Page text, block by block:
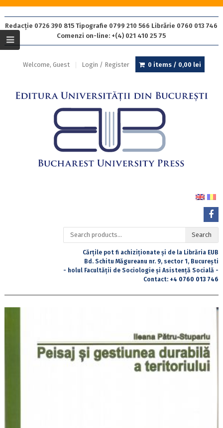
Redacție 0726 390 815 Tipografie 0799 210 566 Librărie 0760 013 746
Comenzi on-line: +(4) 021 410 25 75
Welcome, Guest Login / Register 0 items / 0,00 lei
Search
for:
Search
Cărțile pot fi achiziționate și de la Librăria EUB
Bd. Schitu Măgureanu nr. 9, sector 1, București
- holul Facultății de Sociologie și Asistență Socială -
Contact: +4 0760 013 746